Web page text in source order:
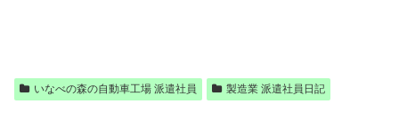
いなべの森の自動車工場 派遣社員 製造業 派遣社員日記